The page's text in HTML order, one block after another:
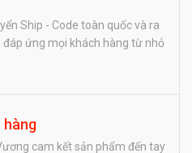
Ship - Code toàn quốc và ra
đáp ứng mọi khách hàng từ nhỏ
hàng
cam kết sản phẩm đến tay